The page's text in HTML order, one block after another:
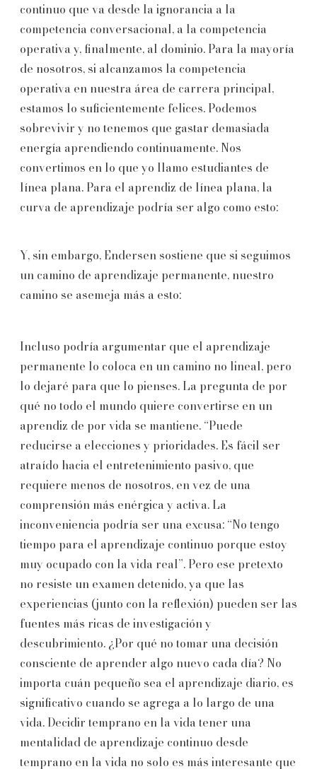
continuo que va desde la ignorancia a la
competencia conversacional, a la competencia
operativa y, finalmente, al dominio. Para la mayoría
de nosotros, si alcanzamos la competencia
operativa en nuestra área de carrera principal,
estamos lo suficientemente felices. Podemos
sobrevivir y no tenemos que gastar demasiada
energía aprendiendo continuamente. Nos
convertimos en lo que yo llamo estudiantes de
línea plana. Para el aprendiz de línea plana, la
curva de aprendizaje podría ser algo como esto:
Y, sin embargo, Endersen sostiene que si seguimos
un camino de aprendizaje permanente, nuestro
camino se asemeja más a esto:
Incluso podría argumentar que el aprendizaje
permanente lo coloca en un camino no lineal, pero
lo dejaré para que lo pienses. La pregunta de por
qué no todo el mundo quiere convertirse en un
aprendiz de por vida se mantiene. “Puede
reducirse a elecciones y prioridades. Es fácil ser
atraído hacia el entretenimiento pasivo, que
requiere menos de nosotros, en vez de una
comprensión más enérgica y activa. La
inconveniencia podría ser una excusa: “No tengo
tiempo para el aprendizaje continuo porque estoy
muy ocupado con la vida real”. Pero ese pretexto
no resiste un examen detenido, ya que las
experiencias (junto con la reflexión) pueden ser las
fuentes más ricas de investigación y
descubrimiento. ¿Por qué no tomar una decisión
consciente de aprender algo nuevo cada día? No
importa cuán pequeño sea el aprendizaje diario, es
significativo cuando se agrega a lo largo de una
vida. Decidir temprano en la vida tener una
mentalidad de aprendizaje continuo desde
temprano en la vida no solo es más interesante que